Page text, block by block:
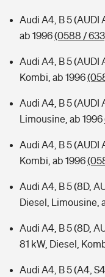
Audi A4, B 5 (AUDI
ab 1996(0588 /
Audi A4, B 5 (AUDI
Kombi, ab 1996
Audi A4, B 5 (AUDI
Limousine, ab 1996
Audi A4, B 5 (AUDI
Kombi, ab 1996
Audi A4, B 5 (8D,
Diesel, Limousine,
Audi A4, B 5 (8D,
81 kW, Diesel,
Audi A4, B 5 (A4,